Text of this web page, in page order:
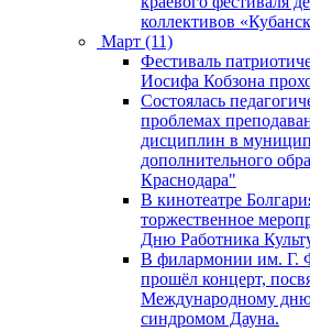
коллективов
Март (11)
Фестиваль
Иосифа Кобзона
Состоялась
проблемах
дисциплин в
дополнительного
Краснодара"
В кинотеатре
торжественное
Дню Работника
В филармонии им. Г.
прошёл концерт,
Международному дню
синдромом Дауна.